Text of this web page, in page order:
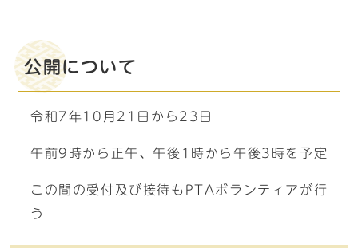
公開について
令和7年10月21日から23日
午前9時から正午、午後1時から午後3時を予定
この間の受付及び接待もPTAボランティアが行
う